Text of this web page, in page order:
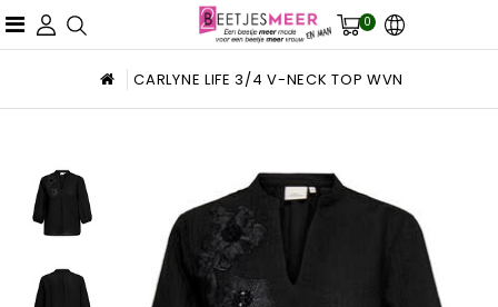
0
CARLYNE LIFE 3/4 V-NECK TOP WVN